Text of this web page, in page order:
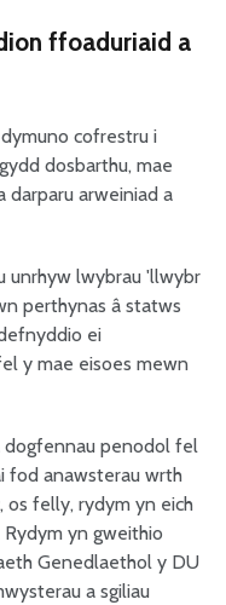
ffoaduriaid a
cofrestru i
dosbarthu, mae
darparu arweiniad a
unrhyw lwybrau 'llwybr
perthynas â statws
ei
y mae eisoes mewn
penodol fel
fod anawsterau wrth
os felly, rydym yn eich
Rydym yn gweithio
Genedlaethol y DU
a sgiliau